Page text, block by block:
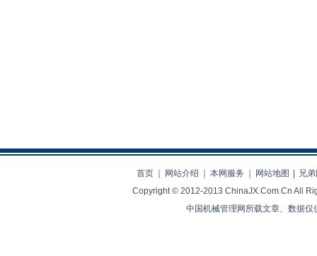
首页 ｜ 网站介绍 ｜ 本网服务 ｜ 网站地图 | 兄
Copyright © 2012-2013 ChinaJX.Com.Cn All
中国机械管理网所载文章、数据